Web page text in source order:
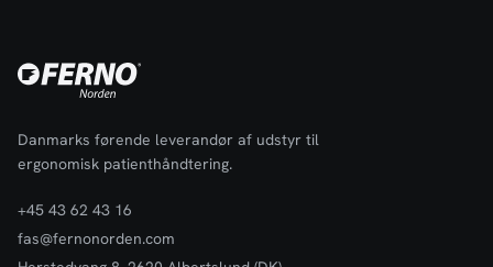
Danmarks førende leverandør af udstyr til
ergonomisk patienthåndtering.
+45 43 62 43 16
fas@fernonorden.com